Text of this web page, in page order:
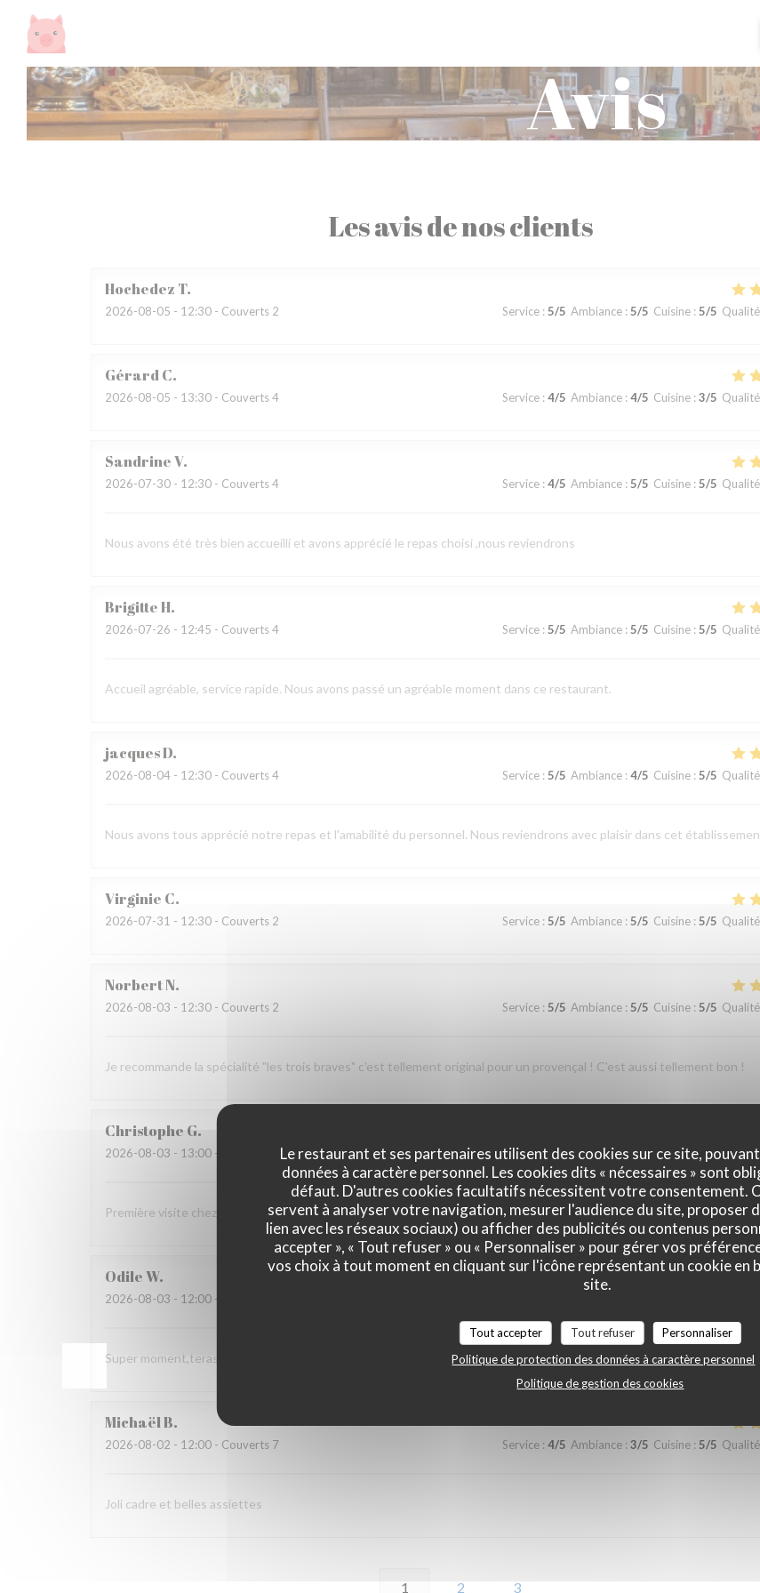
Personnalisation de vos choix en matière de cookies
Le restaurant et ses partenaires utilisent des cookies sur ce site,
données à caractère personnel. Les cookies dits « nécessaires » sont
défaut. D'autres cookies facultatifs nécessitent votre consentement.
servent à analyser votre navigation, mesurer l'audience du site, proposer
lien avec les réseaux sociaux) ou afficher des publicités ou contenus
accepter », « Tout refuser » ou « Personnaliser » pour gérer vos
vos choix à tout moment en cliquant sur l'icône représentant un cookie en
site.
Tout accepter Tout refuser
Personnaliser
Politique de protection des données à caractère personnel
Politique de gestion des cookies
Avis
Les avis de nos clients
Hochedez T
2026-08-05 - 12:30 - Couverts 2 Service: 5/5 Ambiance: 5/5 Cuisine: 5/5
GérardC
2026-08-05 - 13:30 - Couverts 4 Service: 4/5 Ambiance: 4/5 Cuisine: 3/5
SandrineV
2026-07-30 - 12:30 - Couverts 4 Service: 4/5 Ambiance: 5/5 Cuisine: 5/5
Nous avons été très bien accueilli et avons apprécié le repas choisi ,nous reviendrons
BrigitteH
2026-07-26 - 12:45 - Couverts 4 Service: 5/5 Ambiance: 5/5 Cuisine: 5/5
Accueil agréable, service rapide. Nous avons passé un agréable moment dans ce restaurant.
jacquesD
2026-08-04 - 12:30 - Couverts 4 Service: 5/5 Ambiance: 4/5 Cuisine: 5/5
Nous avons tous apprécié notre repas et l'amabilité du personnel. Nous reviendrons avec plaisir dans cet
Virginie C
2026-07-31 - 12:30 - Couverts 2 Service: 5/5 Ambiance: 5/5 Cuisine: 5/5
NorbertN
2026-08-03 - 12:30 - Couverts 2 Service: 5/5 Ambiance: 5/5 Cuisine: 5/5
Je recommande la spécialité "les trois braves" c'est tellement original pour un provençal ! C'est aussi tellement bon !
Christophe G
2026-08-03 - 13:00 - Couverts 3 Service:5/5 Ambiance: 5/5 Cuisine:5 /5
Première visite chez vous Nous avons tout apprécié Nous reviendrons une prochaine fois.
OdileW
2026-08-03 - 12:00 - Couverts 3
Super moment,terasse très agréable et spécialités régionales savoureuses. Dessert maison excellent 👍
MichaëlB
2026-08-02 - 12:00 - Couverts 7 Service: 4/5 Ambiance: 3/5 Cuisine: 5/5
Joli cadre et belles assiettes
1 2 3